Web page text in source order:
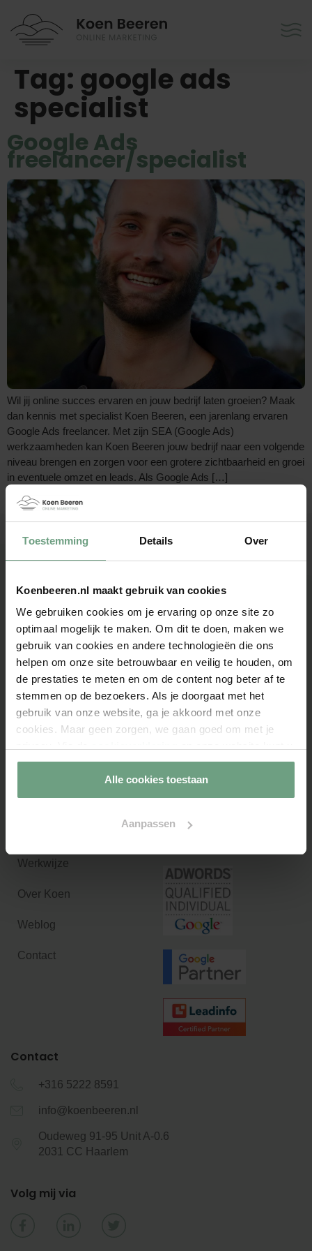
Toestemming Details Over
Koenbeeren.nl maakt gebruik van cookies
We gebruiken cookies om je ervaring op onze site zo
optimaal mogelijk te maken. Om dit te doen, maken we
gebruik van cookies en andere technologieën die ons
helpen om onze site betrouwbaar en veilig te houden, om
de prestaties te meten en om de content nog beter af te
stemmen op de bezoekers. Als je doorgaat met het
gebruik van onze website, ga je akkoord met onze
cookies. Maar geen zorgen, we gaan goed om met je
uw toestemming op elk moment wijzigen of intrekken.
Alle cookies toestaan
Aanpassen
Tag: google ads
specialist
Google Ads
freelancer/specialist
Wil jij online succes ervaren en jouw bedrijf laten groeien? Maak
dan kennis met specialist Koen Beeren, een jarenlang ervaren
Google Ads freelancer. Met zijn SEA (Google Ads)
werkzaamheden kan Koen Beeren jouw bedrijf naar een volgende
niveau brengen en zorgen voor een grotere zichtbaarheid en groei
in eventuele omzet en leads. Als Google Ads […]
KvK-nummer:86846132
BTW-nummer:NL864111988B01
Illustrations by Freepik
Diensten
Home
Werkwijze
Over Koen
Weblog
Contact
Partners
Contact
+316 5222 8591
info@koenbeeren.nl
Oudeweg 91-95 Unit A-0.6
2031 CC Haarlem
Volg mij via